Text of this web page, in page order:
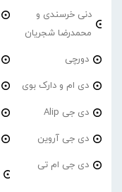
دنی خرسندی و
محمدرضا شجریان
دورچی
دی ام و دارک بوی
دی جی Alip
دی جی آروین
دی جی ام تی